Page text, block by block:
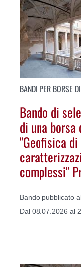
BANDI PER BORSE
Bando di
di una
"Geofisica
complessi"
Bando pubblicato
Dal 08.07.2026 al